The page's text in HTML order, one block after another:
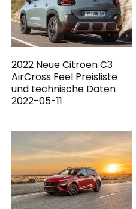
2022 Neue Citroen C3
AirCross Feel Preisliste
und technische Daten
2022-05-11